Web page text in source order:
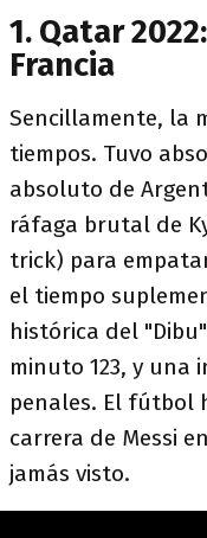
1. Qatar
Francia
Sencillamente, la
tiempos. Tuvo
absoluto de
ráfaga brutal de
trick) para
el tiempo
histórica del
minuto 123, y
penales. El fútbol
carrera de Messi
jamás visto.